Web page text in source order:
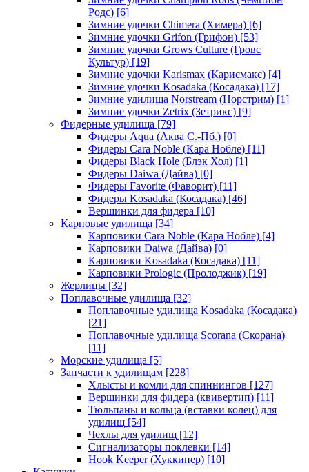
Родс) [6]
Зимние удочки Chimera (Химера) [6]
Зимние удочки Grifon (Грифон) [53]
Зимние удочки Grows Culture (Гровс
Культур) [19]
Зимние удочки Karismax (Карисмакс) [4]
Зимние удочки Kosadaka (Косадака) [17]
Зимние удилища Norstream (Норстрим) [1]
Зимние удочки Zetrix (Зетрикс) [9]
Фидерные удилища [79]
Фидеры Aqua (Аква С.-Пб.) [0]
Фидеры Cara Noble (Кара Нобле) [11]
Фидеры Black Hole (Блэк Хол) [1]
Фидеры Daiwa (Дайва) [0]
Фидеры Favorite (Фаворит) [11]
Фидеры Kosadaka (Косадака) [46]
Вершинки для фидера [10]
Карповые удилища [34]
Карповики Cara Noble (Кара Нобле) [4]
Карповики Daiwa (Дайва) [0]
Карповики Kosadaka (Косадака) [11]
Карповики Prologic (Пролоджик) [19]
Жерлицы [32]
Поплавочные удилища [32]
Поплавочные удилища Kosadaka (Косадака)
[21]
Поплавочные удилища Scorana (Скорана)
[11]
Морские удилища [5]
Запчасти к удилищам [228]
Хлысты и комли для спиннингов [127]
Вершинки для фидера (квивертип) [11]
Тюльпаны и кольца (вставки колец) для
удилищ [54]
Чехлы для удилищ [12]
Сигнализаторы поклевки [14]
Hook Keeper (Хуккипер) [10]